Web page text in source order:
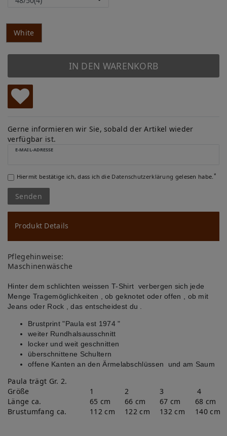
White
IN DEN WARENKORB
W
u
ns
ch
lis
te
Gerne informieren wir Sie, sobald der Artikel wieder
verfügbar ist.
E-MAIL-ADRESSE
Hiermit bestätige ich, dass ich die Daten­schutz­erklärung gelesen habe. *
Senden
Produkt Details
Pflegehinweise:
Maschinenwäsche
Hinter dem schlichten weissen T-Shirt verbergen sich jede
Menge Tragemöglichkeiten , ob geknotet oder offen , ob mit
Jeans oder Rock , das entscheidest du .
Brustprint "Paula est 1974 "
weiter Rundhalsausschnitt
locker und weit geschnitten
überschnittene Schultern
offene Kanten an den Ärmelabschlüssen und am Saum
Paula trägt Gr. 2.
Größe
1 2 3
4
Länge ca.
65 cm 66 cm 67 cm
68 cm
Brustumfang ca.
112 cm 122 cm 132 cm 140 cm